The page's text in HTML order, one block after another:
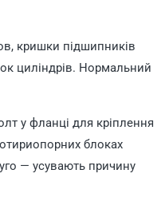
кришки підшипників
циліндрів. Нормальний
у фланці для кріплення
блоках
— усувають причину